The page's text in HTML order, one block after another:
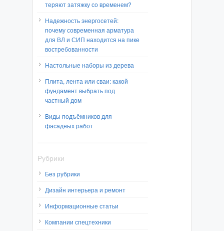
теряют затяжку со временем?
Надежность энергосетей:
почему современная арматура
для ВЛ и СИП находится на пике
востребованности
Настольные наборы из дерева
Плита, лента или сваи: какой
фундамент выбрать под
частный дом
Виды подъёмников для
фасадных работ
Рубрики
Без рубрики
Дизайн интерьера и ремонт
Информационные статьи
Компании спецтехники